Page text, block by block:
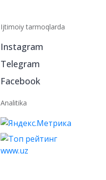
Ijtimoiy tarmoqlarda
Instagram
Analitika